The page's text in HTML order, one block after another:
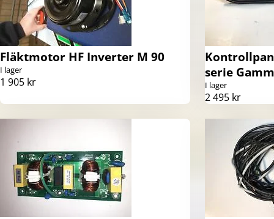
Fläktmotor HF Inverter M 90
I lager
1 905 kr
serie
I lager
2 495 kr